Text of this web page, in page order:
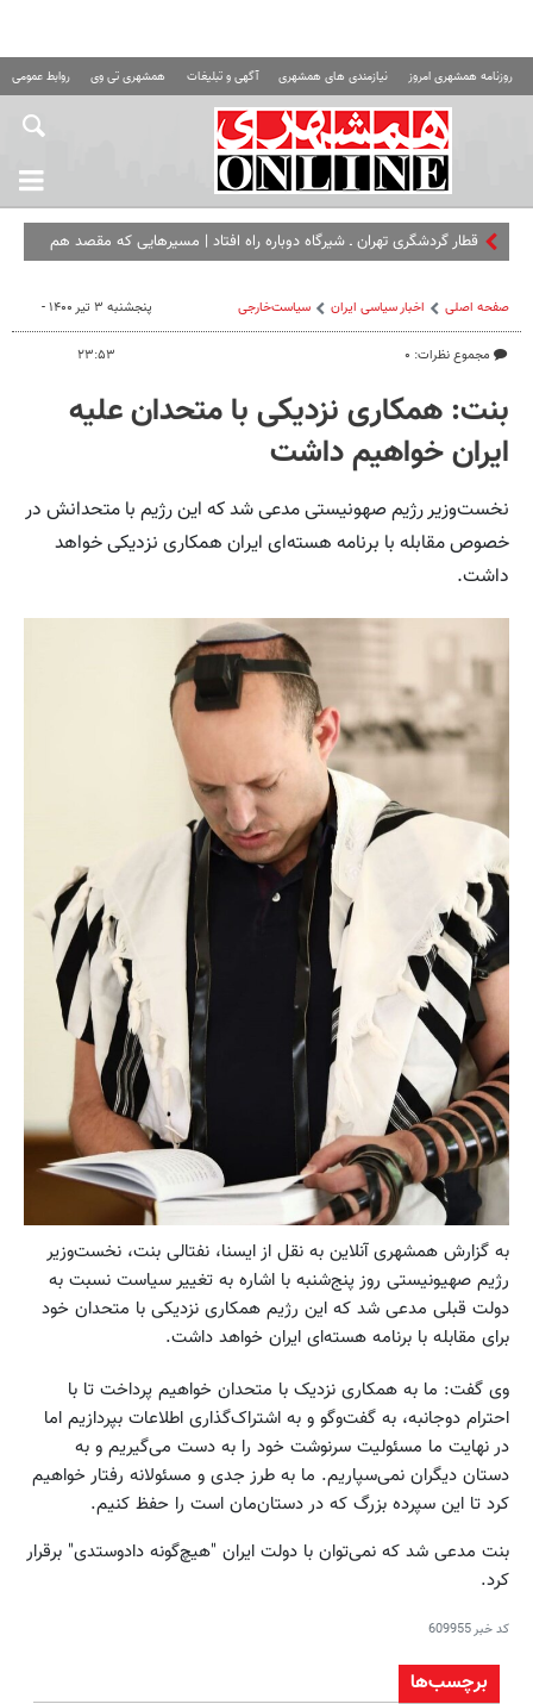
روزنامه همشهری امروز نیازمندی های همشهری آگهی و تبلیغات همشهری تی وی روابط عمومی
قطار گردشگری تهران ـ شیرگاه دوباره راه افتاد | مسیرهایی که مقصد هم
صفحه اصلی اخبار سیاسی ایران سیاست‌خارجی
مجموع نظرات: ۰
پنجشنبه ۳ تیر ۱۴۰۰ -
۲۳:۵۳
بنت: همکاری نزدیکی با متحدان علیه
ایران خواهیم داشت
نخست‌وزیر رژیم صهونیستی مدعی شد که این رژیم با متحدانش در
خصوص مقابله با برنامه هسته‌ای ایران همکاری نزدیکی خواهد
داشت.
به گزارش همشهری آنلاین به نقل از ایسنا، نفتالی بنت، نخست‌وزیر
رژیم صهیونیستی روز پنج‌شنبه با اشاره به تغییر سیاست نسبت به
دولت قبلی مدعی شد که این رژیم همکاری نزدیکی با متحدان خود
برای مقابله با برنامه هسته‌ای ایران خواهد داشت.
وی گفت: ما به همکاری نزدیک با متحدان خواهیم پرداخت تا با
احترام دوجانبه، به گفت‌وگو و به اشتراک‌گذاری اطلاعات بپردازیم اما
در نهایت ما مسئولیت سرنوشت خود را به دست می‌گیریم و به
دستان دیگران نمی‌سپاریم. ما به طرز جدی و مسئولانه رفتار خواهیم
کرد تا این سپرده بزرگ که در دستان‌مان است را حفظ کنیم.
بنت مدعی شد که نمی‌توان با دولت ایران "هیچ‌گونه دادوستدی" برقرار
کرد.
کد خبر609955
برچسب‌ها